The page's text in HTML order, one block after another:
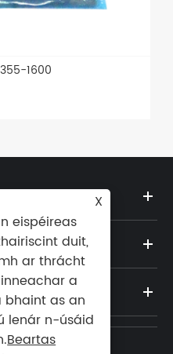
355-1600
X
eispéireas
duit,
ar thrácht
a
bhaint as an
lenár n-úsáid
Beartas